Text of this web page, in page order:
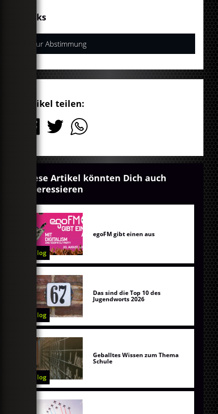
Links
Zur Abstimmung
Artikel teilen:
Diese Artikel könnten Dich auch
interessieren
Blog
egoFM gibt einen aus
Blog
Das sind die Top 10 des
Jugendworts 2026
Blog
Geballtes Wissen zum Thema
Schule